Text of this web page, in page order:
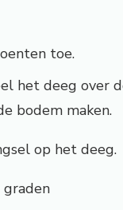
toe.
het deeg over
bodem maken.
op het deeg.